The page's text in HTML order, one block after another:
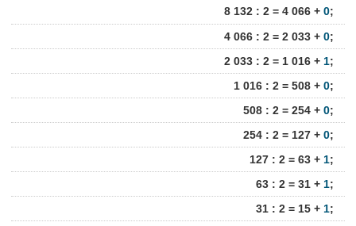
8 132 : 2 = 4 066 + 0;
4 066 : 2 = 2 033 + 0;
2 033 : 2 = 1 016 + 1;
1 016 : 2 = 508 + 0;
508 : 2 = 254 + 0;
254 : 2 = 127 + 0;
127 : 2 = 63 + 1;
63 : 2 = 31 + 1;
31 : 2 = 15 + 1;